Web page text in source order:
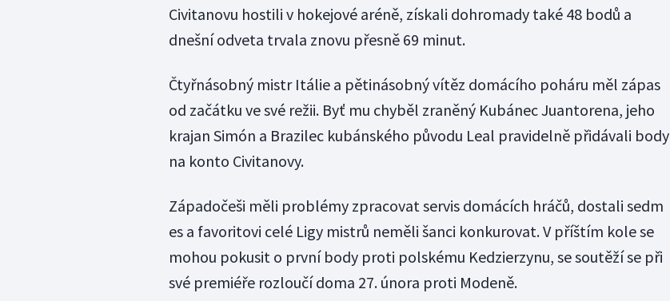
Civitanovu hostili v hokejové aréně, získali dohromady také 48 bodů a
dnešní odveta trvala znovu přesně 69 minut.
Čtyřnásobný mistr Itálie a pětinásobný vítěz domácího poháru měl zápas
od začátku ve své režii. Byť mu chyběl zraněný Kubánec Juantorena, jeho
krajan Simón a Brazilec kubánského původu Leal pravidelně přidávali body
na konto Civitanovy.
Západočeši měli problémy zpracovat servis domácích hráčů, dostali sedm
es a favoritovi celé Ligy mistrů neměli šanci konkurovat. V příštím kole se
mohou pokusit o první body proti polskému Kedzierzynu, se soutěží se při
své premiéře rozloučí doma 27. února proti Modeně.